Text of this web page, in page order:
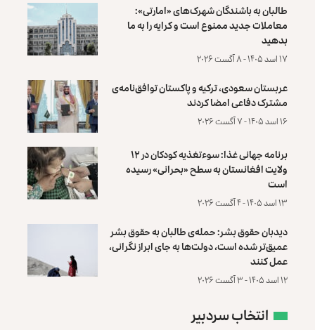
طالبان به باشندگان شهرک‌های «امارتی»:
معاملات جدید ممنوع است و کرایه را به ما
بدهید
۱۷ اسد ۱۴۰۵ - ۸ آگست ۲۰۲۶
عربستان سعودی، ترکیه و پاکستان توافق‌نامه‌ی
مشترک دفاعی امضا کردند
۱۶ اسد ۱۴۰۵ - ۷ آگست ۲۰۲۶
برنامه جهانی غذا: سوءتغذیه کودکان در ۱۲
ولایت افغانستان به سطح «بحرانی» رسیده
است
۱۳ اسد ۱۴۰۵ - ۴ آگست ۲۰۲۶
دیدبان حقوق بشر: حمله‌ی طالبان به حقوق بشر
عمیق‌تر شده است، دولت‌ها به جای ابراز نگرانی،
عمل کنند
۱۲ اسد ۱۴۰۵ - ۳ آگست ۲۰۲۶
انتخاب سردبیر